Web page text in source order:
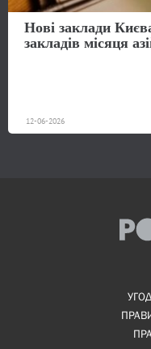
Нові заклади
закладів місяця
12-06-2026